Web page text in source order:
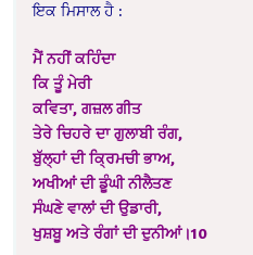
ਇਕ ਮਿਸਾਲ ਹੈ :
ਮੈਂ ਨਹੀਂ ਕਹਿੰਦਾ
ਕਿ ਤੂੰ ਮੇਰੀ
ਕਵਿਤਾ, ਗਜ਼ਲ ਗੀਤ
ਤੇਰੇ ਚਿਹਰੇ ਦਾ ਗੁਲਾਬੀ ਰੰਗ,
ਬੁੱਲ੍ਹਾਂ ਦੀ ਕ੍ਰਿਮਚੀ ਭਾਅ,
ਅਖੀਆਂ ਦੀ ਡੂੰਘੀ ਨੀਲੈਤਣ
ਸੰਘਣੇ ਵਾਲਾਂ ਦੀ ਉਡਾਰੀ,
ਖੁਸ਼ਬੂ ਅਤੇ ਰੰਗਾਂ ਦੀ ਦੁਨੀਆਂ।10